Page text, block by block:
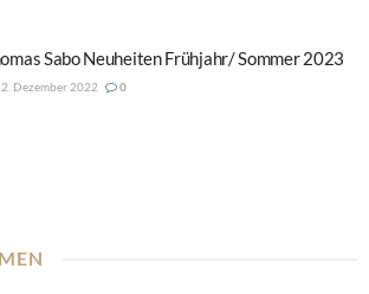
Sabo Neuheiten Frühjahr/ Sommer 2023
Dezember 2022 0